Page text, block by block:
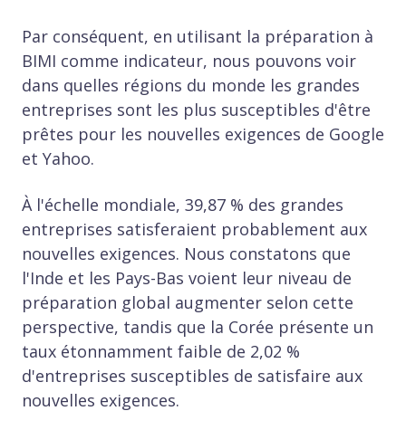
Par conséquent, en utilisant la préparation à
BIMI comme indicateur, nous pouvons voir
dans quelles régions du monde les grandes
entreprises sont les plus susceptibles d'être
prêtes pour les nouvelles exigences de Google
et Yahoo.
À l'échelle mondiale, 39,87 % des grandes
entreprises satisferaient probablement aux
nouvelles exigences. Nous constatons que
l'Inde et les Pays-Bas voient leur niveau de
préparation global augmenter selon cette
perspective, tandis que la Corée présente un
taux étonnamment faible de 2,02 %
d'entreprises susceptibles de satisfaire aux
nouvelles exigences.